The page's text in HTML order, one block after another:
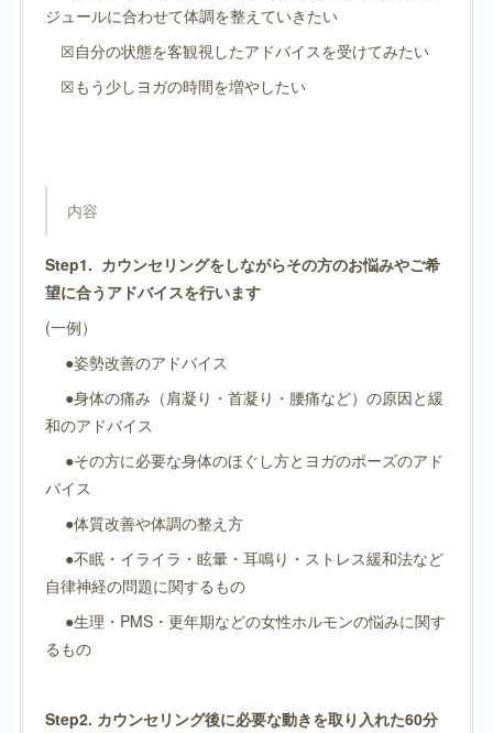
ジュールに合わせて体調を整えていきたい
☒自分の状態を客観視したアドバイスを受けてみたい
☒もう少しヨガの時間を増やしたい
内容
Step1. カウンセリングをしながらその方のお悩みやご希
望に合うアドバイスを行います
(一例）
●姿勢改善のアドバイス
●身体の痛み（肩凝り・首凝り・腰痛など）の原因と緩
和のアドバイス
●その方に必要な身体のほぐし方とヨガのポーズのアド
バイス
●体質改善や体調の整え方
●不眠・イライラ・眩暈・耳鳴り・ストレス緩和法など
自律神経の問題に関するもの
●生理・PMS・更年期などの女性ホルモンの悩みに関す
るもの
Step2. カウンセリング後に必要な動きを取り入れた60分